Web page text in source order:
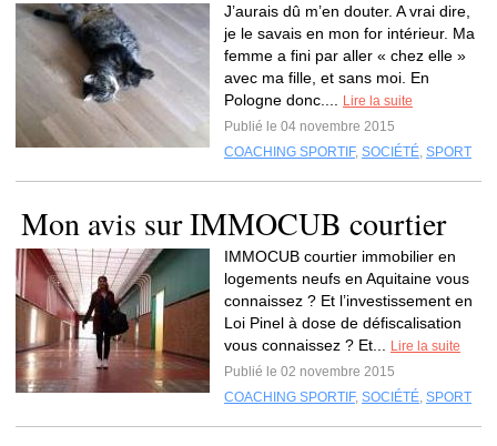
J’aurais dû m’en douter. A vrai dire,
je le savais en mon for intérieur. Ma
femme a fini par aller « chez elle »
avec ma fille, et sans moi. En
Pologne donc....
Lire la suite
Publié le 04 novembre 2015
COACHING SPORTIF, SOCIÉTÉ, SPORT
Mon avis sur IMMOCUB courtier
IMMOCUB courtier immobilier en
logements neufs en Aquitaine vous
connaissez ? Et l’investissement en
Loi Pinel à dose de défiscalisation
vous connaissez ? Et...
Lire la suite
Publié le 02 novembre 2015
COACHING SPORTIF, SOCIÉTÉ, SPORT